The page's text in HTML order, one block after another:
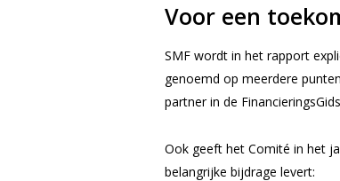
Voor een
SMF wordt in het rapport
genoemd op meerdere
partner in de
Ook geeft het Comité in het
belangrijke bijdrage levert: